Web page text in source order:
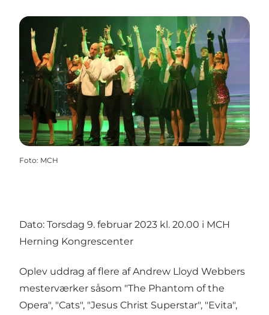
Foto: MCH
Dato: Torsdag 9. februar 2023 kl. 20.00 i MCH
Herning Kongrescenter
Oplev uddrag af flere af Andrew Lloyd Webbers
mesterværker såsom "The Phantom of the
Opera", "Cats", "Jesus Christ Superstar", "Evita",